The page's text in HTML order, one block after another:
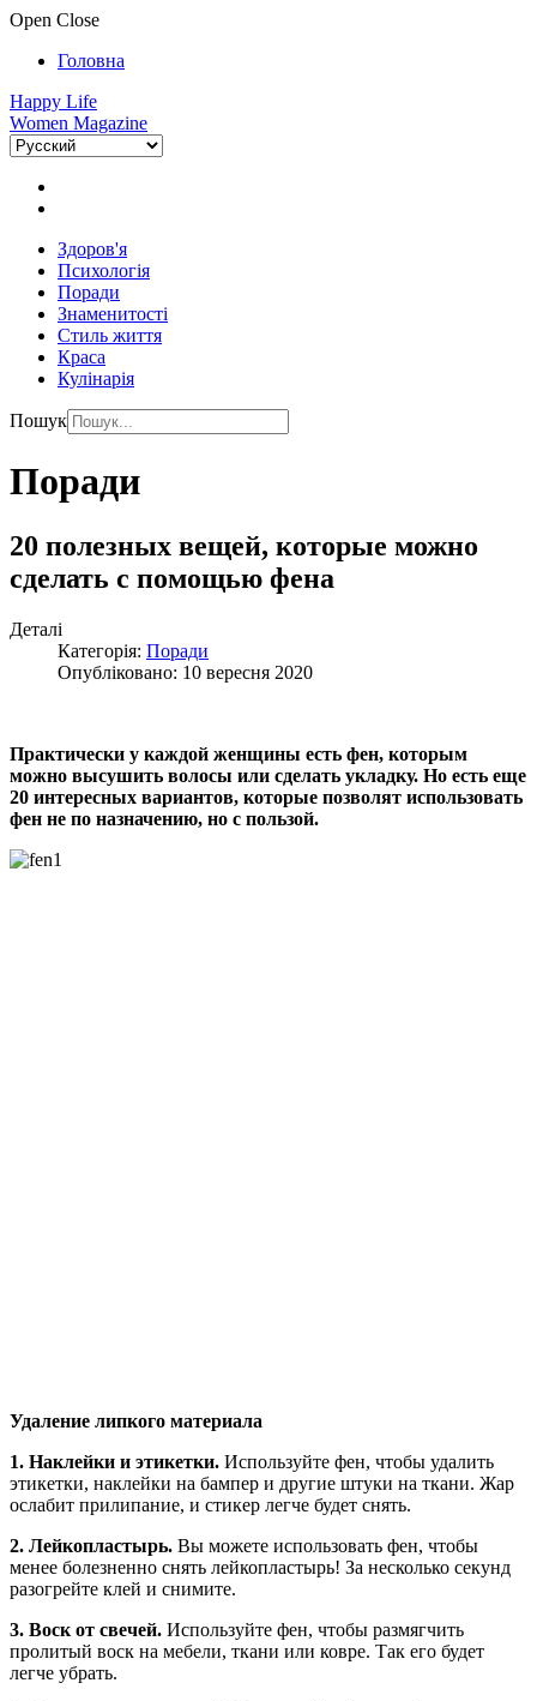
Open Close
Головна
Happy Life
Women Magazine
Здоров'я
Психологія
Поради
Знаменитості
Стиль життя
Краса
Кулінарія
Пошук
Поради
20 полезных вещей, которые можно
сделать с помощью фена
Деталі
Категорія: Поради
Опубліковано: 10 вересня 2020
Практически у каждой женщины есть фен, которым
можно высушить волосы или сделать укладку. Но есть еще
20 интересных вариантов, которые позволят использовать
фен не по назначению, но с пользой.
Удаление липкого материала
1. Наклейки и этикетки. Используйте фен, чтобы удалить
этикетки, наклейки на бампер и другие штуки на ткани. Жар
ослабит прилипание, и стикер легче будет снять.
2. Лейкопластырь. Вы можете использовать фен, чтобы
менее болезненно снять лейкопластырь! За несколько секунд
разогрейте клей и снимите.
3. Воск от свечей. Используйте фен, чтобы размягчить
пролитый воск на мебели, ткани или ковре. Так его будет
легче убрать.